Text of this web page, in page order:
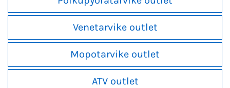
Venetarvike outlet
Mopotarvike outlet
ATV outlet